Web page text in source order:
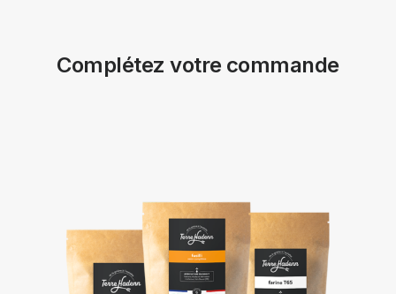
Complétez votre commande